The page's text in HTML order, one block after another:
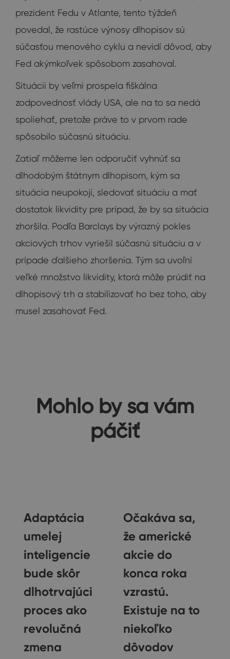
prezident Fedu v Atlante, tento týždeň
povedal, že rastúce výnosy dlhopisov sú
súčasťou menového cyklu a nevidí dôvod, aby
Fed akýmkoľvek spôsobom zasahoval.
Situácii by veľmi prospela fiškálna
zodpovednosť vlády USA, ale na to sa nedá
spoliehať, pretože práve to v prvom rade
spôsobilo súčasnú situáciu.
Zatiaľ môžeme len odporučiť vyhnúť sa
dlhodobým štátnym dlhopisom, kým sa
situácia neupokojí, sledovať situáciu a mať
dostatok likvidity pre prípad, že by sa situácia
zhoršila. Podľa Barclays by výrazný pokles
akciových trhov vyriešil súčasnú situáciu a v
prípade ďalšieho zhoršenia. Tým sa uvoľní
veľké množstvo likvidity, ktorá môže prúdiť na
dlhopisový trh a stabilizovať ho bez toho, aby
musel zasahovať Fed.
Mohlo by sa vám
páčiť
Adaptácia
umelej
inteligencie
bude skôr
dlhotrvajúci
proces ako
revolučná
zmena
Očakáva sa,
že americké
akcie do
konca roka
vzrastú.
Existuje na to
niekoľko
dôvodov